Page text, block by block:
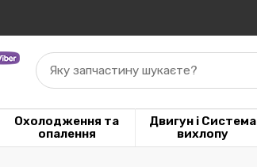
Яку запчастину шукаєте?
Охолодження та
опалення
Двигун і Система
вихлопу